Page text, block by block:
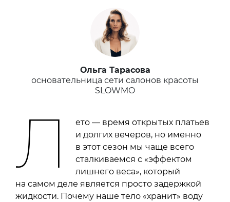
Ольга Тарасова
основательница сети салонов красоты
SLOWMO
Л
ето — время открытых платьев
и долгих вечеров, но именно
в этот сезон мы чаще всего
сталкиваемся с «эффектом
лишнего веса», который
на самом деле является просто задержкой
жидкости. Почему наше тело «хранит» воду